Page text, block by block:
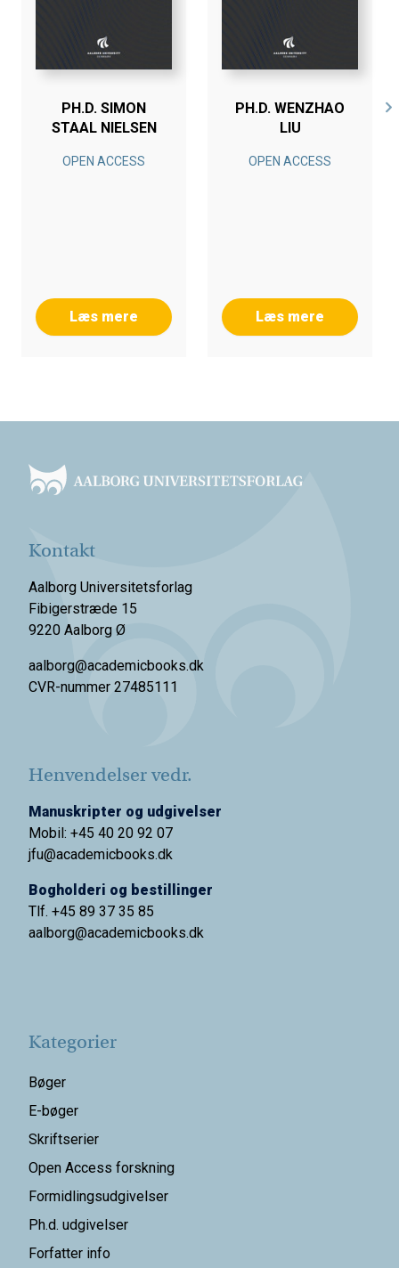
PH.D. SIMON
STAAL NIELSEN
OPEN ACCESS
Læs mere
PH.D. WENZHAO
LIU
OPEN ACCESS
Læs mere
Kontakt
Aalborg Universitetsforlag
Fibigerstræde 15
9220 Aalborg Ø
aalborg@academicbooks.dk
CVR-nummer 27485111
Henvendelser vedr.
Manuskripter og udgivelser
Mobil: +45 40 20 92 07
jfu@academicbooks.dk
Bogholderi og bestillinger
Tlf. +45 89 37 35 85
aalborg@academicbooks.dk
Kategorier
Bøger
E-bøger
Skriftserier
Open Access forskning
Formidlingsudgivelser
Ph.d. udgivelser
Forfatter info